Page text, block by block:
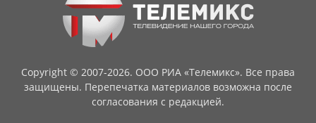
Copyright © 2007-2026. ООО РИА «Телемикс». Все права
защищены. Перепечатка материалов возможна после
согласования с редакцией.